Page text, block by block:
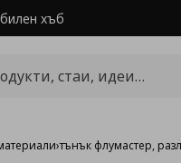
хъб
›тънък флумастер,